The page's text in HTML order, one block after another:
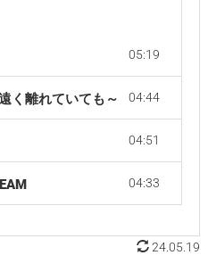
05:19
く離れていても～ 04:44
04:51
04:33
24.05.19